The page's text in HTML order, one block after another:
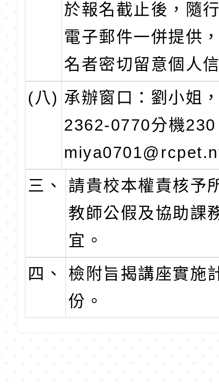
於報名截止後，隨
電子郵件一併提供
名者密切留意個人
(八) 承辦窗口：劉小姐
2362-0770分機
三、
請貴校本權責核予
教師公假及協助課
宜。
四、
檢附旨揭講座實施
份。